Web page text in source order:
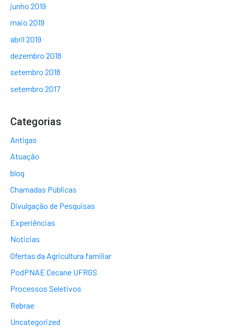
junho 2019
maio 2019
abril 2019
dezembro 2018
setembro 2018
setembro 2017
Categorias
Antigas
Atuação
blog
Chamadas Públicas
Divulgação de Pesquisas
Experiências
Noticias
Ofertas da Agricultura familiar
PodPNAE Cecane UFRGS
Processos Seletivos
Rebrae
Uncategorized